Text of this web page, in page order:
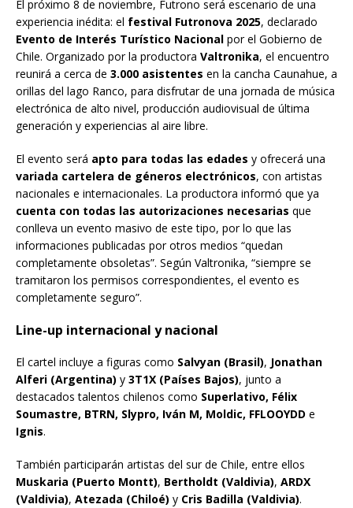
El próximo 8 de noviembre, Futrono será escenario de una
experiencia inédita: el festival Futronova 2025, declarado
Evento de Interés Turístico Nacional por el Gobierno de
Chile. Organizado por la productora Valtronika, el encuentro
reunirá a cerca de 3.000 asistentes en la cancha Caunahue, a
orillas del lago Ranco, para disfrutar de una jornada de música
electrónica de alto nivel, producción audiovisual de última
generación y experiencias al aire libre.
El evento será apto para todas las edades y ofrecerá una
variada cartelera de géneros electrónicos, con artistas
nacionales e internacionales. La productora informó que ya
cuenta con todas las autorizaciones necesarias que
conlleva un evento masivo de este tipo, por lo que las
informaciones publicadas por otros medios “quedan
completamente obsoletas”. Según Valtronika, “siempre se
tramitaron los permisos correspondientes, el evento es
completamente seguro”.
Line-up internacional y nacional
El cartel incluye a figuras como Salvyan (Brasil), Jonathan
Alferi (Argentina) y 3T1X (Países Bajos), junto a
destacados talentos chilenos como Superlativo, Félix
Soumastre, BTRN, Slypro, Iván M, Moldic, FFLOOYDD e
Ignis.
También participarán artistas del sur de Chile, entre ellos
Muskaria (Puerto Montt), Bertholdt (Valdivia), ARDX
(Valdivia), Atezada (Chiloé) y Cris Badilla (Valdivia).